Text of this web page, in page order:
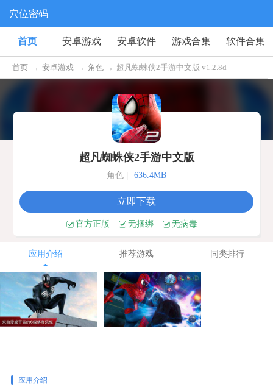
穴位密码
首页 安卓游戏 安卓软件 游戏合集 软件合集
首页 → 安卓游戏 → 角色 → 超凡蜘蛛侠2手游中文版 v1.2.8d
超凡蜘蛛侠2手游中文版
角色 636.4MB
立即下载
官方正版 无捆绑 无病毒
应用介绍 推荐游戏 同类排行
应用介绍